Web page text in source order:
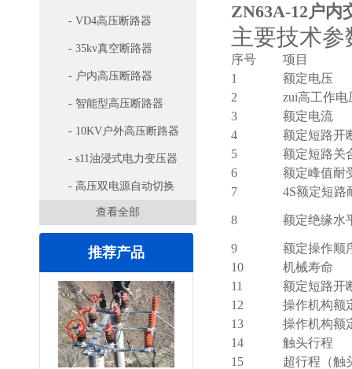
- VD4高压断路器
- 35kv真空断路器
- 户内高压断路器
- 智能型高压断路器
- 10KV户外高压断路器
- s11油浸式电力变压器
- 高压双电源自动切换
查看全部
推荐产品
GW4-40.5高压隔离开关
ZN63A-12户内
主要技术参
序号
项目
1
额定电压
2
zui高工作电
3
额定电流
4
额定短路开
5
额定短路关
6
额定峰值耐
7
4S额定短路
8 额定绝缘水
9
额定操作顺
10
机械寿命
11
额定短路开
12
操作机构额
13
操作机构额
14
触头行程
15
超行程（触